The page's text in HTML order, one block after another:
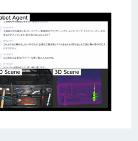
解析AIソリューション